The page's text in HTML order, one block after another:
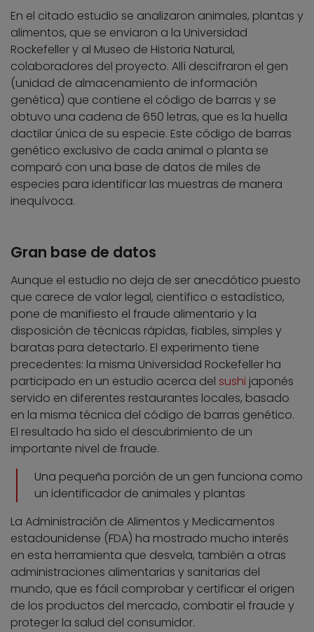
En el citado estudio se analizaron animales, plantas y
alimentos, que se enviaron a la Universidad
Rockefeller y al Museo de Historia Natural,
colaboradores del proyecto. Allí descifraron el gen
(unidad de almacenamiento de información
genética) que contiene el código de barras y se
obtuvo una cadena de 650 letras, que es la huella
dactilar única de su especie. Este código de barras
genético exclusivo de cada animal o planta se
comparó con una base de datos de miles de
especies para identificar las muestras de manera
inequívoca.
Gran base de datos
Aunque el estudio no deja de ser anecdótico puesto
que carece de valor legal, científico o estadístico,
pone de manifiesto el fraude alimentario y la
disposición de técnicas rápidas, fiables, simples y
baratas para detectarlo. El experimento tiene
precedentes: la misma Universidad Rockefeller ha
participado en un estudio acerca del sushi japonés
servido en diferentes restaurantes locales, basado
en la misma técnica del código de barras genético.
El resultado ha sido el descubrimiento de un
importante nivel de fraude.
Una pequeña porción de un gen funciona como
un identificador de animales y plantas
La Administración de Alimentos y Medicamentos
estadounidense (FDA) ha mostrado mucho interés
en esta herramienta que desvela, también a otras
administraciones alimentarias y sanitarias del
mundo, que es fácil comprobar y certificar el origen
de los productos del mercado, combatir el fraude y
proteger la salud del consumidor.